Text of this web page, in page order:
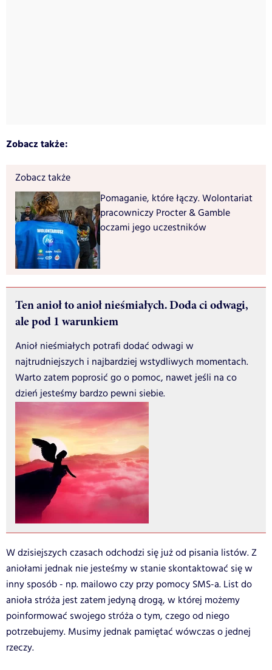
Zobacz także:
Zobacz także
Pomaganie, które łączy. Wolontariat
pracowniczy Procter & Gamble
oczami jego uczestników
Ten anioł to anioł nieśmiałych. Doda ci odwagi,
ale pod 1 warunkiem
Anioł nieśmiałych potrafi dodać odwagi w
najtrudniejszych i najbardziej wstydliwych momentach.
Warto zatem poprosić go o pomoc, nawet jeśli na co
dzień jesteśmy bardzo pewni siebie.
W dzisiejszych czasach odchodzi się już od pisania listów. Z
aniołami jednak nie jesteśmy w stanie skontaktować się w
inny sposób - np. mailowo czy przy pomocy SMS-a. List do
anioła stróża jest zatem jedyną drogą, w której możemy
poinformować swojego stróża o tym, czego od niego
potrzebujemy. Musimy jednak pamiętać wówczas o jednej
rzeczy.